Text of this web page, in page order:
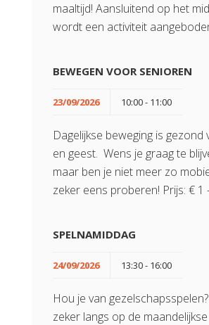
maaltijd! Aansluitend op het
wordt een activiteit
BEWEGEN VOOR SENIOREN
23/09/2026 10:00 - 11:00
Dagelijkse beweging is gezond
en geest. Wens je graag te
maar ben je niet meer zo
zeker eens proberen! Prijs: € 1
SPELNAMIDDAG
24/09/2026 13:30 - 16:00
Hou je van
zeker langs op de maandelijkse